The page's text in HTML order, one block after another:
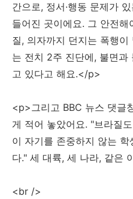
간으로, 정서·행동 문제가
들어진 곳이에요. 그 안전
질, 의자까지 던지는 폭행
는 전치 2주 진단에, 불면과
고 있다고 해요.</p>
<p>그리고 BBC 뉴스 댓글
게 적어 놓았어요. "브라질
이 자기를 존중하지 않는
다." 세 대륙, 세 나라, 같은
<br />